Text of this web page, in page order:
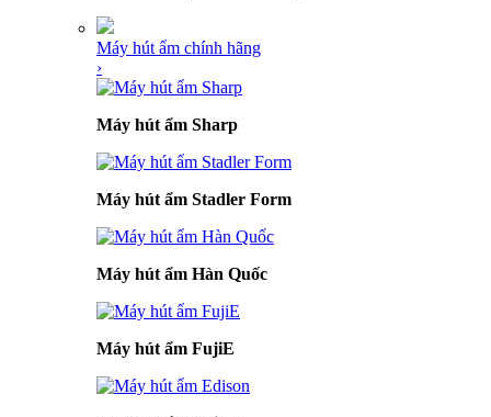
Máy hút ẩm chính hãng
›
Máy hút ẩm Sharp
Máy hút ẩm Stadler Form
Máy hút ẩm Hàn Quốc
Máy hút ẩm FujiE